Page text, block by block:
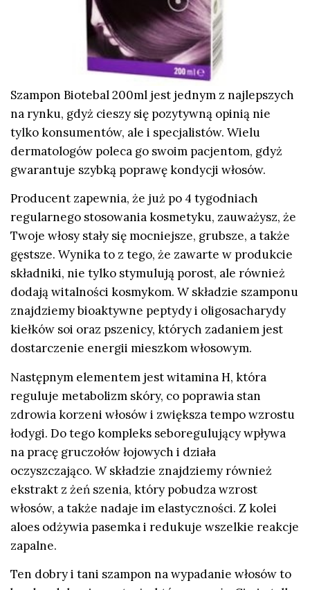
Szampon Biotebal 200ml jest jednym z najlepszych
na rynku, gdyż cieszy się pozytywną opinią nie
tylko konsumentów, ale i specjalistów. Wielu
dermatologów poleca go swoim pacjentom, gdyż
gwarantuje szybką poprawę kondycji włosów.
Producent zapewnia, że już po 4 tygodniach
regularnego stosowania kosmetyku, zauważysz, że
Twoje włosy stały się mocniejsze, grubsze, a także
gęstsze. Wynika to z tego, że zawarte w produkcie
składniki, nie tylko stymulują porost, ale również
dodają witalności kosmykom. W składzie szamponu
znajdziemy bioaktywne peptydy i oligosacharydy
kiełków soi oraz pszenicy, których zadaniem jest
dostarczenie energii mieszkom włosowym.
Następnym elementem jest witamina H, która
reguluje metabolizm skóry, co poprawia stan
zdrowia korzeni włosów i zwiększa tempo wzrostu
łodygi. Do tego kompleks seboregulujący wpływa
na pracę gruczołów łojowych i działa
oczyszczająco. W składzie znajdziemy również
ekstrakt z żeń szenia, który pobudza wzrost
włosów, a także nadaje im elastyczności. Z kolei
aloes odżywia pasemka i redukuje wszelkie reakcje
zapalne.
Ten dobry i tani szampon na wypadanie włosów to